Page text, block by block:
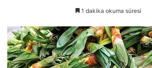
1 dakika okuma süresi